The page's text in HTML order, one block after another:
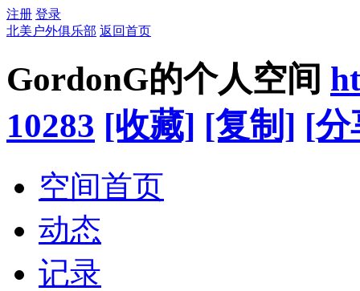
注册 登录
北美户外俱乐部 返回首页
GordonG的个人空间
10283 [收藏] [复制] [分
空间首页
动态
记录